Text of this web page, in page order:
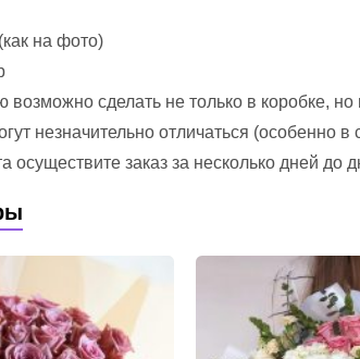
на фото)
сделать не только в коробке, но
незначительно отличаться
осуществите заказ за несколько дней до